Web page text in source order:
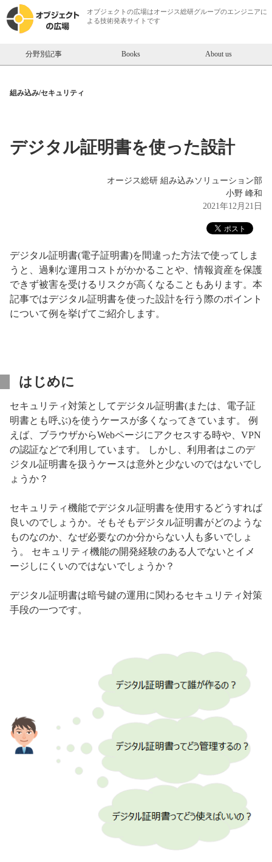
オブジェクトの広場はオージス総研グループのエンジニアに
よる技術発表サイトです
分野別記事 Books About us
組み込み/セキュリティ
デジタル証明書を使った設計
オージス総研 組み込みソリューション部
小野 峰和
2021年12月21日
デジタル証明書(電子証明書)を間違った方法で使ってしま
うと、過剰な運用コストがかかることや、情報資産を保護
できず被害を受けるリスクが高くなることもあります。本
記事ではデジタル証明書を使った設計を行う際のポイント
について例を挙げてご紹介します。
はじめに
セキュリティ対策としてデジタル証明書(または、電子証
明書とも呼ぶ)を使うケースが多くなってきています。 例
えば、ブラウザからWebページにアクセスする時や、VPN
の認証などで利用しています。 しかし、利用者はこのデ
ジタル証明書を扱うケースは意外と少ないのではないでし
ょうか？
セキュリティ機能でデジタル証明書を使用するどうすれば
良いのでしょうか。そもそもデジタル証明書がどのような
ものなのか、なぜ必要なのか分からない人も多いでしょ
う。 セキュリティ機能の開発経験のある人でないとイメ
ージしにくいのではないでしょうか？
デジタル証明書は暗号鍵の運用に関わるセキュリティ対策
手段の一つです。